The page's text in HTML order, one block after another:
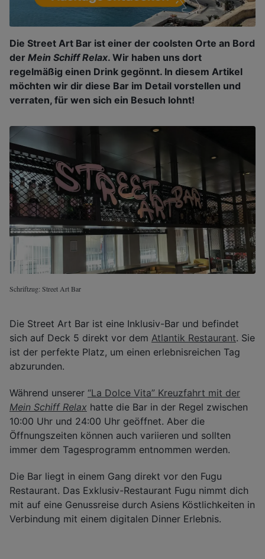
Die Street Art Bar ist einer der coolsten Orte an Bord
der Mein Schiff Relax. Wir haben uns dort
regelmäßig einen Drink gegönnt. In diesem Artikel
möchten wir dir diese Bar im Detail vorstellen und
verraten, für wen sich ein Besuch lohnt!
Schriftzug: Street Art Bar
Die Street Art Bar ist eine Inklusiv-Bar und befindet
sich auf Deck 5 direkt vor dem Atlantik Restaurant. Sie
ist der perfekte Platz, um einen erlebnisreichen Tag
abzurunden.
Während unserer “La Dolce Vita” Kreuzfahrt mit der
Mein Schiff Relax hatte die Bar in der Regel zwischen
10:00 Uhr und 24:00 Uhr geöffnet. Aber die
Öffnungszeiten können auch variieren und sollten
immer dem Tagesprogramm entnommen werden.
Die Bar liegt in einem Gang direkt vor den Fugu
Restaurant. Das Exklusiv-Restaurant Fugu nimmt dich
mit auf eine Genussreise durch Asiens Köstlichkeiten in
Verbindung mit einem digitalen Dinner Erlebnis.